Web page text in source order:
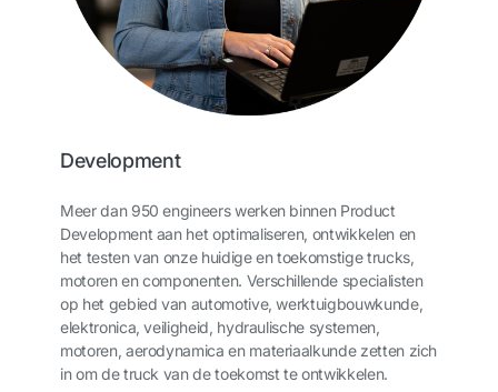
Development
Meer dan 950 engineers werken binnen Product
Development aan het optimaliseren, ontwikkelen en
het testen van onze huidige en toekomstige trucks,
motoren en componenten. Verschillende specialisten
op het gebied van automotive, werktuigbouwkunde,
elektronica, veiligheid, hydraulische systemen,
motoren, aerodynamica en materiaalkunde zetten zich
in om de truck van de toekomst te ontwikkelen.